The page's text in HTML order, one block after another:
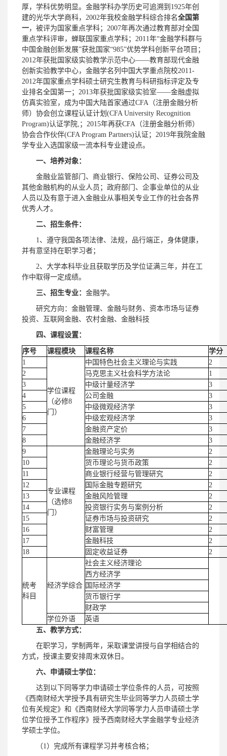
厚，学科优势明显。金融学科办学历史可追溯到1925年创
建的光华大学商科，2002年我校金融学科综合排名全国第
一，被评为国家重点学科；2007年再次通过教育部对全国
重点学科评审，蝉联国家重点学科；2011年“金融学科群与
中国金融创新发展”获批国家“985”优势学科创新平台项目；
2012年获批国家级实验教学示范中心——教育部现代金融
创新实验教学中心，金融学名列中国大学重点院校2011-
2012年国家重点学科硕士研究生教育与科研指标评定及专
业排名全国第一；2013年获批国家级实验室——金融虚拟
仿真实验室，成为中国大陆首家通过CFA（注册金融分析
师）协会创立课程认证计划(CFA University Recognition
Program)认证学院,；2015年再获CFA（注册金融分析师）
协会合作伙伴(CFA Program Partners)认证；2019年我院金融
学专业入选国家级一流本科专业建设点。
一、培养对象：
金融业监管部门、商业银行、保险公司、证券公司及
其他金融机构的从业人员；政府部门、企事业单位的从业
人员以及有意于进入金融业从事相关专业工作的社会各界
优秀人才。
二、招生条件：
1、遵守我国各项法律、法规，品行端正，身体健康，
并有意坚持在职学习者；
2、大学本科毕业且获取学历及学位证满三年，并在工
作中取得一定成绩。
三、招生专业： 金融学。
研究方向：金融管理、金融与财务、资本市场与证券
投资、互联网金融、农村金融、金融科技
四、课程设置：
序号 课程模块 课程名称
学分
1
学位课程
（必修8
门）
中国特色社会主义理论与实践
2
2
马克思主义社会科学方法论
1
3
中级计量经济学
3
4
公司金融
3
5
中级微观经济学
3
6
中级宏观经济学
3
7
金融资产定价
3
8
金融经济学
3
9
专业课程
（选修8
门）
金融理论与实务
2
10
货币理论与货币政策
2
11
商业银行经营与管理研究
2
12
国际金融专题研究
2
13
金融风险管理
2
14
投资银行实务与案例分析
2
15
证券市场与投资研究
2
16
财富管理
2
17
金融科技
2
18
固定收益证券 2
统考
科目
经济学综合
社会主义经济理论
西方经济学
国际经济学
货币银行学
财政学
学位外语
英语
五、教学方式：
在职学习，学制两年，采取课堂讲授与自学相结合的
方式，授课主要安排周末双休日。
六、申请硕士学位：
达到以下同等学力申请硕士学位条件的人员，可按照
《西南财经大学授予具有研究生毕业同等学力人员硕士学
位有关规定》和《西南财经大学同等学力人员申请硕士学
位学位授予工作程序》授予西南财经大学金融学专业经济
学硕士学位。
（1）完成所有课程学习并考核合格；